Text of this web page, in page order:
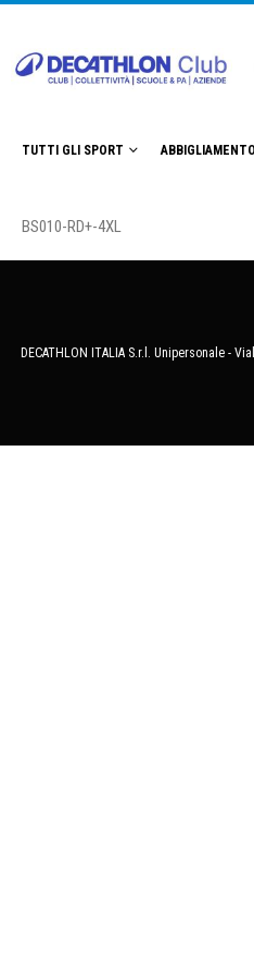
TUTTI GLI SPORT ABBIGLIAMENTO
BS010-RD+-4XL
DECATHLON ITALIA S.r.l. Unipersonale -